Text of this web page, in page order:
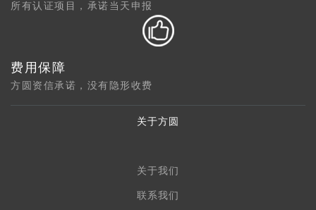
所有认证项目，承诺当天申报
费用保障
方圆资信承诺，没有隐形收费
关于方圆
关于我们
联系我们